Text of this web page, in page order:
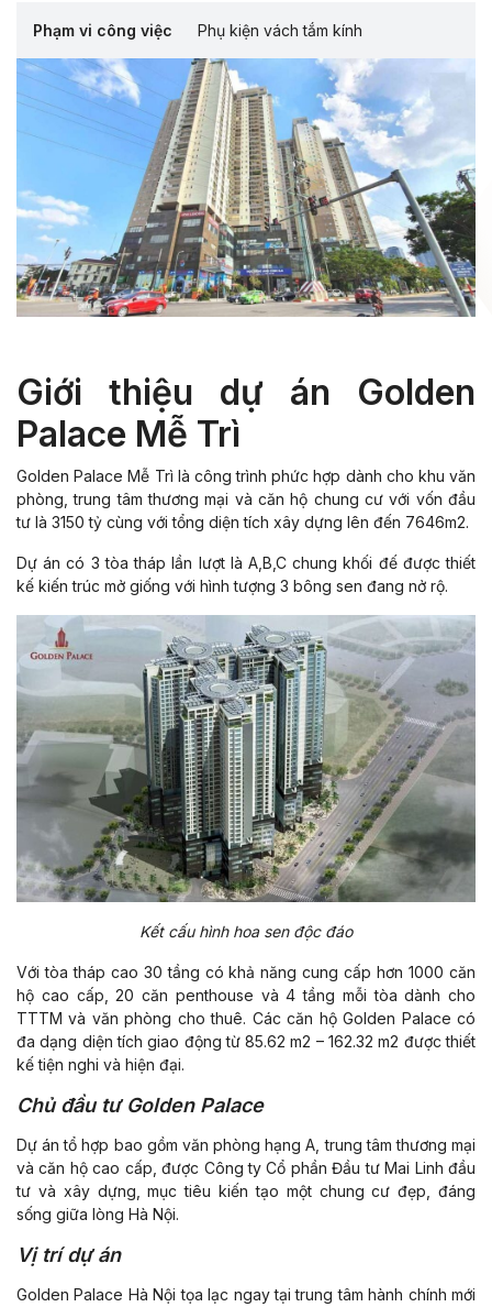
Phạm vi công việc Phụ kiện vách tắm kính
Giới thiệu dự án Golden
Palace Mễ Trì
Golden Palace Mễ Trì là công trình phức hợp dành cho khu văn
phòng, trung tâm thương mại và căn hộ chung cư với vốn đầu
tư là 3150 tỷ cùng với tổng diện tích xây dựng lên đến 7646m2.
Dự án có 3 tòa tháp lần lượt là A,B,C chung khối đế được thiết
kế kiến trúc mở giống với hình tượng 3 bông sen đang nở rộ.
Kết cấu hình hoa sen độc đáo
Với tòa tháp cao 30 tầng có khả năng cung cấp hơn 1000 căn
hộ cao cấp, 20 căn penthouse và 4 tầng mỗi tòa dành cho
TTTM và văn phòng cho thuê. Các căn hộ Golden Palace có
đa dạng diện tích giao động từ 85.62 m2 – 162.32 m2 được thiết
kế tiện nghi và hiện đại.
Chủ đầu tư Golden Palace
Dự án tổ hợp bao gồm văn phòng hạng A, trung tâm thương mại
và căn hộ cao cấp, được Công ty Cổ phần Đầu tư Mai Linh đầu
tư và xây dựng, mục tiêu kiến tạo một chung cư đẹp, đáng
sống giữa lòng Hà Nội.
Vị trí dự án
Golden Palace Hà Nội tọa lạc ngay tại trung tâm hành chính mới